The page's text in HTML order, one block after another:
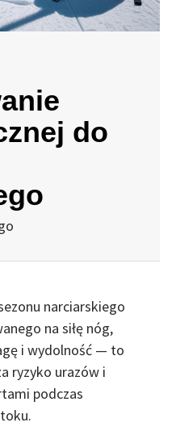
do
narciarskiego
na siłę nóg,
i wydolność — to
ryzyko urazów i
podczas